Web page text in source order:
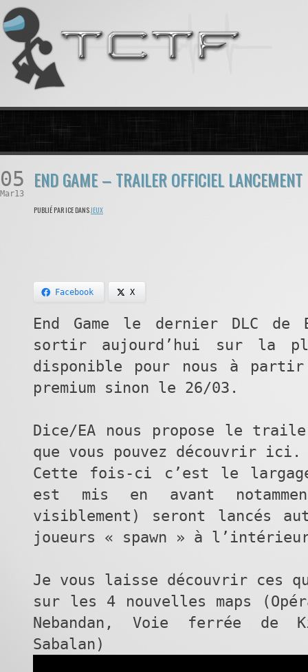
05
Mar13
END GAME – TRAILER OFFICIEL LANCEMENT
PUBLIÉ PAR ICE DANSJEUX
Facebook X
End Game le dernier DLC
sortir aujourd’hui sur la
disponible pour nous à
premium sinon le 26/03.
Dice/EA nous propose le
que vous pouvez découvrir ici.
Cette fois-ci c’est le
est mis en avant
visiblement) seront lancés
joueurs « spawn » à
Je vous laisse découvrir ces
sur les 4 nouvelles maps
Nebandan, Voie ferrée de
Sabalan)